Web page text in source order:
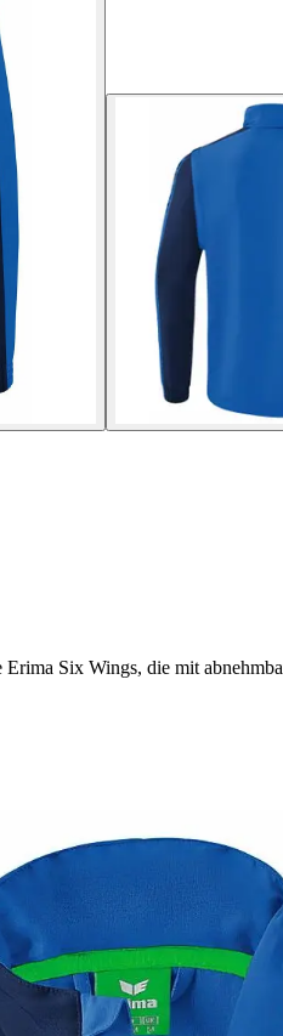
Six Wings, die mit